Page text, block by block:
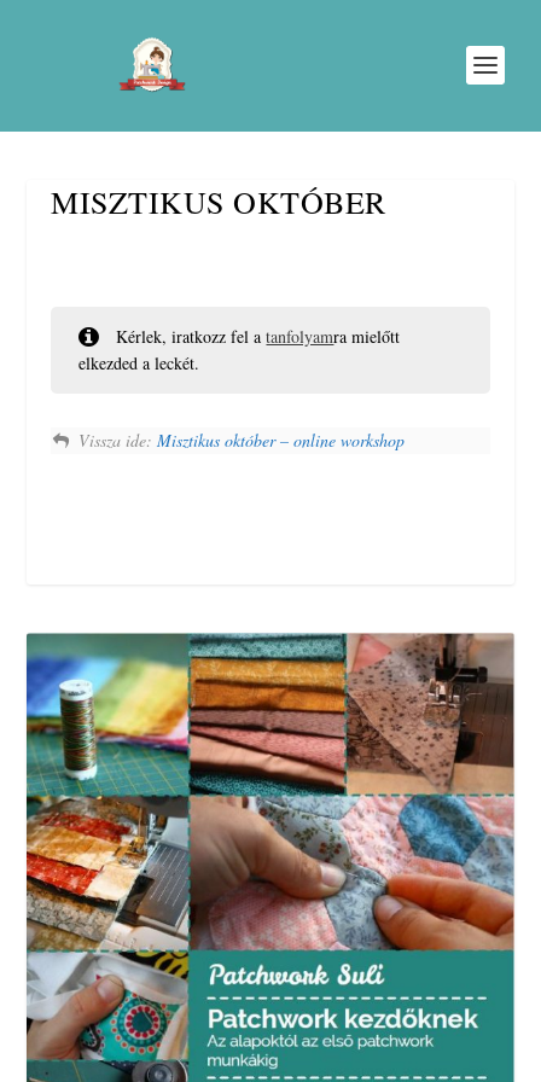
MISZTIKUS OKTÓBER
Kérlek, iratkozz fel atanfolyamra mielőtt
elkezded a leckét.
Vissza ide:Misztikus október – online workshop